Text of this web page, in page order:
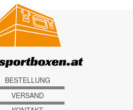
BESTELLUNG
VERSAND